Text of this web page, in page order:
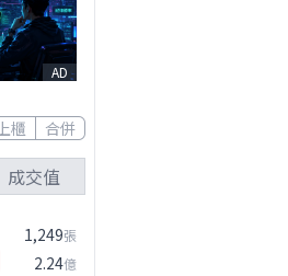
AD
上櫃 合併
成交值
1,249張
2.24億